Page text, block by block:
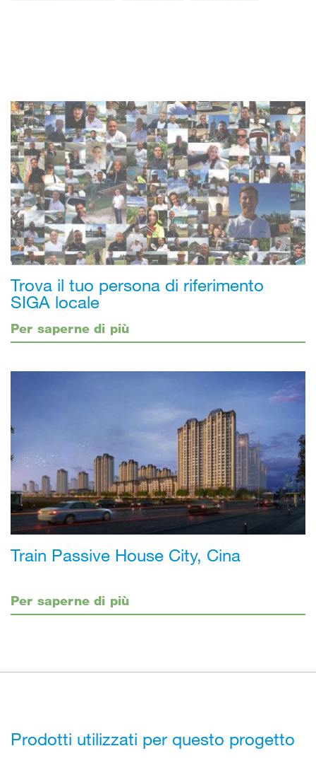
Trova il tuo persona di riferimento
SIGA locale
Per saperne di più
Train Passive House City, Cina
Per saperne di più
Prodotti utilizzati per questo progetto